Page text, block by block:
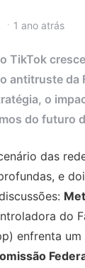
1 ano atrás
TikTok
antitruste da
o
do futuro
das
e
do
enfrenta um